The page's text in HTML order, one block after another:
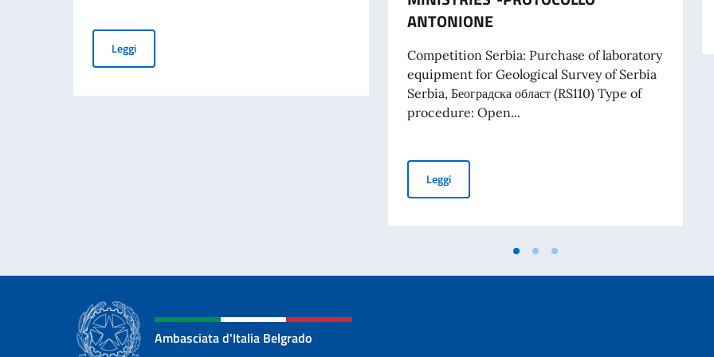
LeggiPUBBLICAZIONE BANDO BALCANI 2026: CONTRIBUTI A PROGETTI PROMOSSI DA ENTI DEL SETTORE PRIVATO
ANTONIONE
Competition Serbia: Purchase of laboratory
equipment for Geological Survey of Serbia
Serbia, Београдска област (RS110) Type of
procedure: Open...
LeggiTENDER FOR PURCHASE OF LABORATORY
Ambasciata d'Italia Belgrado